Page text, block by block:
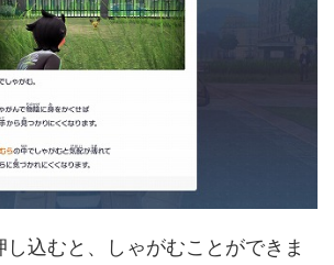
込むと、しゃがむことができま